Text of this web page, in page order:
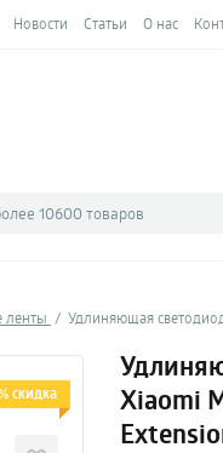
Новости Статьи О нас
ленты Удлиняющая
скидка
Xiaomi